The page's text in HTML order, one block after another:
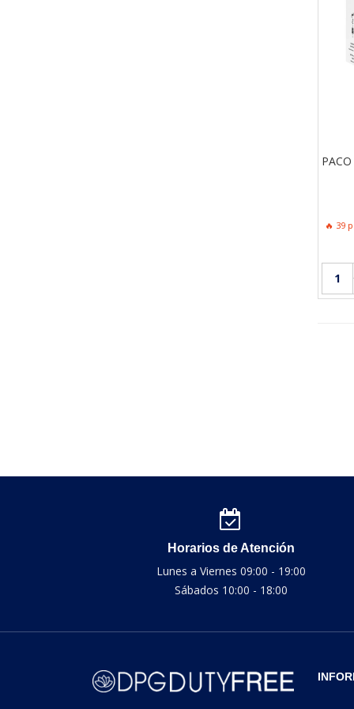
🔥 39
Horarios de Atención
Lunes a Viernes 09:00 - 19:00
Sábados 10:00 - 18:00